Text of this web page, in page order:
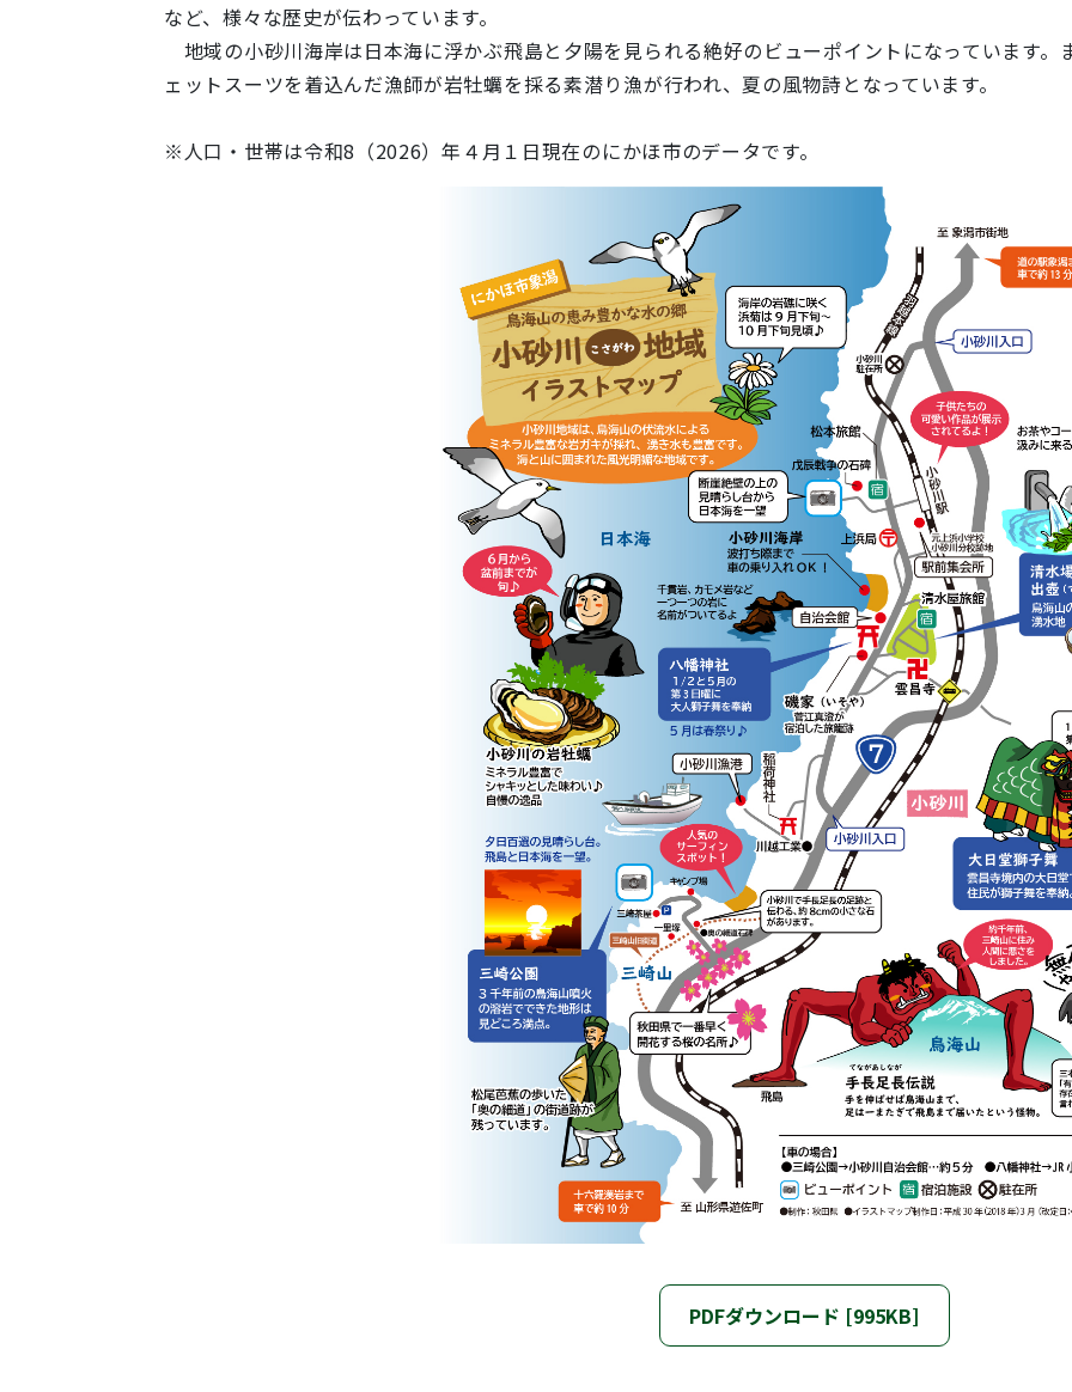
など、様々な歴史が伝わっています。
地域の小砂川海岸は日本海に浮かぶ飛島と夕陽を見られる絶好のビューポイントになっています
ェットスーツを着込んだ漁師が岩牡蠣を採る素潜り漁が行われ、夏の風物詩となっています。
※人口・世帯は令和8（2026）年４月１日現在のにかほ市のデータです。
PDFダウンロード [995KB]